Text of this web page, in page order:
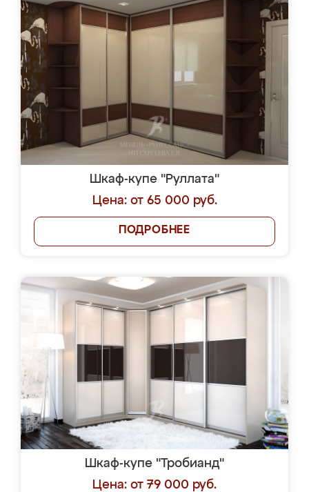
Шкаф-купе "Руллата"
Цена: от 65 000 руб.
ПОДРОБНЕЕ
Шкаф-купе "Тробианд"
Цена: от 79 000 руб.